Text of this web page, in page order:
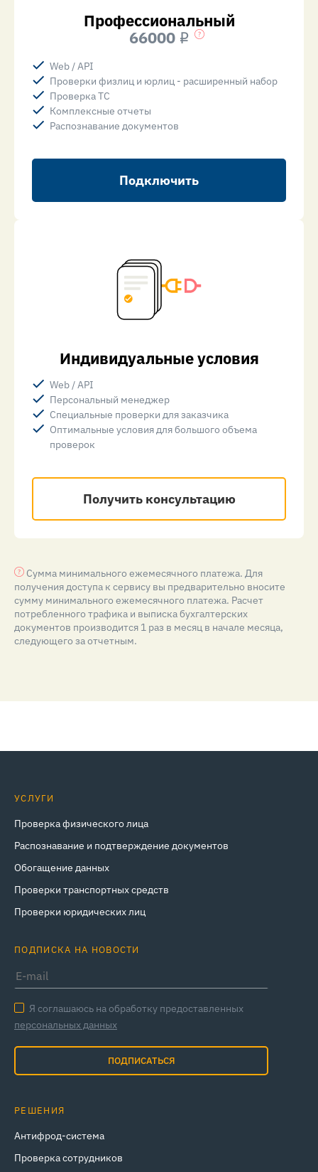
Профессиональный
66000 i
Web / API
Проверки физлиц и юрлиц - расширенный набор
Проверка ТС
Комплексные отчеты
Распознавание документов
Подключить
Индивидуальные условия
Web / API
Персональный менеджер
Специальные проверки для заказчика
Оптимальные условия для большого объема
проверок
Получить консультацию
Сумма минимального ежемесячного платежа. Для
получения доступа к сервису вы предварительно вносите
сумму минимального ежемесячного платежа. Расчет
потребленного трафика и выписка бухгалтерских
документов производится 1 раз в месяц в начале месяца,
следующего за отчетным.
УСЛУГИ
Проверка физического лица
Распознавание и подтверждение документов
Обогащение данных
Проверки транспортных средств
Проверки юридических лиц
ПОДПИСКА НА НОВОСТИ
Я соглашаюсь на обработку предоставленных
персональных данных
ПОДПИСАТЬСЯ
РЕШЕНИЯ
Антифрод-система
Проверка сотрудников